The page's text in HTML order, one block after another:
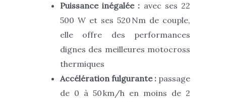
Puissance inégalée : avec ses 22
500 W et ses 520 Nm de couple,
elle offre des performances
dignes des meilleures motocross
thermiques
Accélération fulgurante : passage
de 0 à 50 km/h en moins de 2